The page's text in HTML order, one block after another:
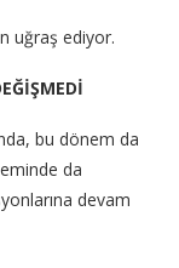
uğraş ediyor.
bu dönem da
da
devam